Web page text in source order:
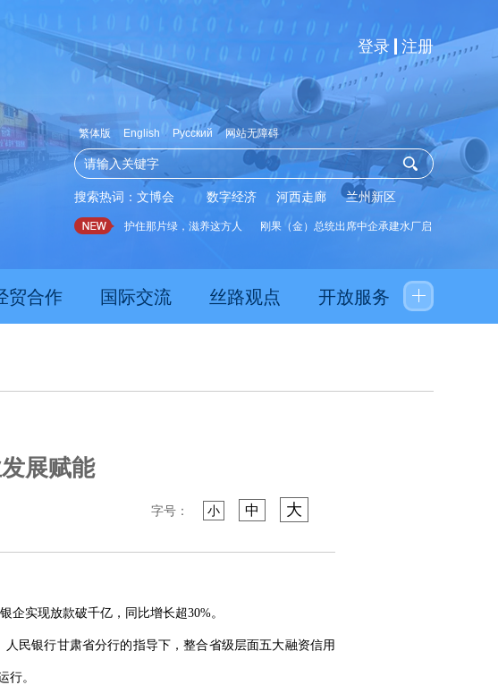
登录 注册
繁体版 English Русский 网站无障碍
搜索热词： 文博会 数字经济 河西走廊 兰州新区
产力发展数据亮眼 护住那片绿，滋养这方人 刚果（金）总统出席中企承建水厂启用仪式
贸合作 国际交流 丝路观点 开放服务
展赋能
字号： 小 中 大
实现放款破千亿，同比增长超30%。
民银行甘肃省分行的指导下，整合省级层面五大融资信用
行。